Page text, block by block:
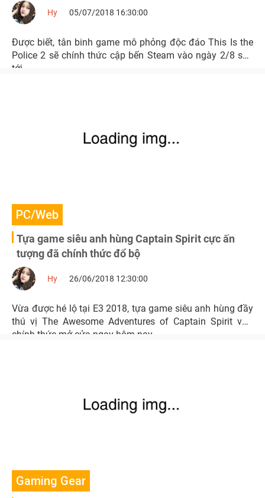
Hy 05/07/2018 16:30:00
Được biết, tân binh game mô phỏng độc đáo This Is the
Police 2 sẽ chính thức cập bến Steam vào ngày 2/8 sắp
tới.
PC/Web
Tựa game siêu anh hùng Captain Spirit cực ấn
tượng đã chính thức đổ bộ
Hy 26/06/2018 12:30:00
Vừa được hé lộ tại E3 2018, tựa game siêu anh hùng đầy
thú vị The Awesome Adventures of Captain Spirit vừa
chính thức mở cửa ngay hôm nay.
Gaming Gear